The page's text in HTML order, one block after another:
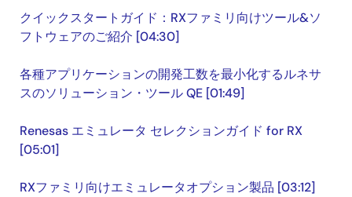
クイックスタートガイド：RXファミリ向けツール&ソ
フトウェアのご紹介 [04:30]
各種アプリケーションの開発工数を最小化するルネサ
スのソリューション・ツール QE [01:49]
Renesas エミュレータ セレクションガイド for RX
[05:01]
RXファミリ向けエミュレータオプション製品 [03:12]